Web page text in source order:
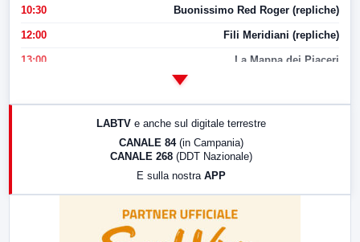
10:30 Buonissimo Red Roger (repliche)
12:00 Fili Meridiani (repliche)
13:00 La Mappa dei Piaceri
17:00 LabNews (replica)
LABTV e anche sul digitale terrestre
CANALE 84 (in Campania)
CANALE 268 (DDT Nazionale)
E sulla nostra APP